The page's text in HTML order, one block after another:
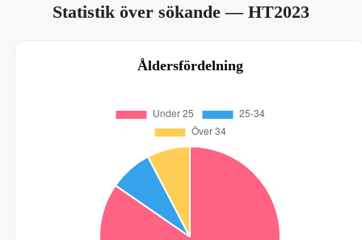
Statistik över sökande— HT2023
Åldersfördelning